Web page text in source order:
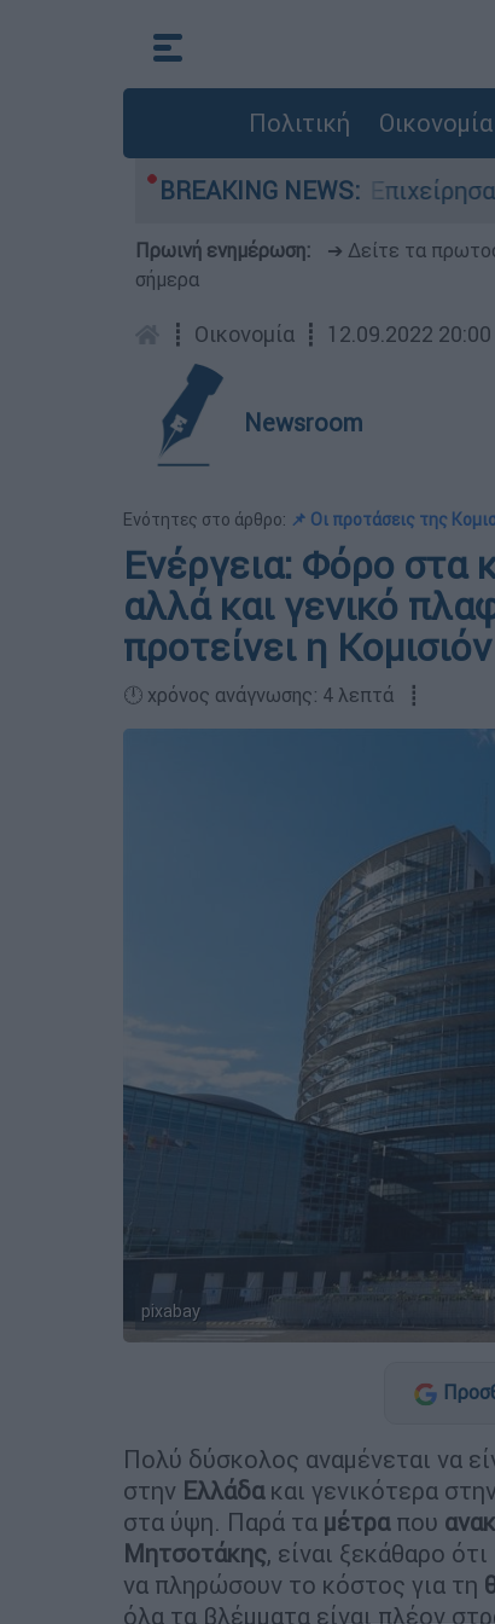
Πολιτική Οικονομία
BREAKING NEWS:
Μουζάκι Ηλείας - Επιχείρησαν εννέα
Πρωινή ενημέρωση: ➔ Δείτε τα
σήμερα
┋ Οικονομία ┋ 12.09.2022 20:00
Newsroom
Ενότητες στο άρθρο: 📌 Οι προτάσεις της
Ενέργεια: Φόρο στα
αλλά και γενικό
προτείνει η Κομισιόν
🕛 χρόνος ανάγνωσης: 4 λεπτά ┋
pixabay
Πολύ δύσκολος αναμένεται να
στην Ελλάδακαι γενικότερα
στα ύψη. Παρά τα μέτραπου
Μητσοτάκης, είναι ξεκάθαρο
να πληρώσουν το κόστος για τη
όλα τα βλέμματα είναι πλέον